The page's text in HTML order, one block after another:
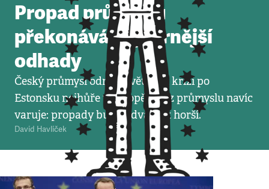
Propad průmyslu
překonává nejčernější
odhady
Český průmysl odnáší světovou krizi po
Estonsku nejhůře v Evropě. Svaz průmyslu navíc
varuje: propady budou dvakrát horší.
David Havlíček